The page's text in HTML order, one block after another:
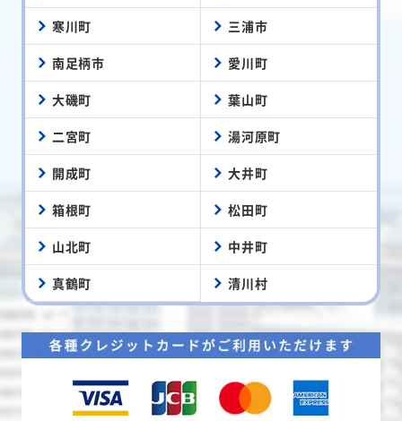
寒川町 三浦市
南足柄市 愛川町
大磯町 葉山町
二宮町 湯河原町
開成町 大井町
箱根町 松田町
山北町 中井町
真鶴町 清川村